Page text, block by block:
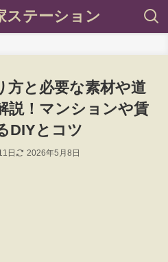
ステーション
方と必要な素材や道
説！マンションや賃
DIYとコツ
日 2026年5月8日